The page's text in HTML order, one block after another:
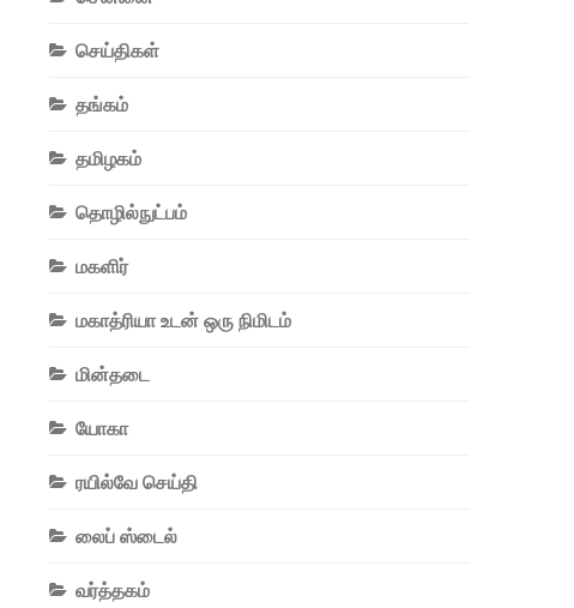
செய்திகள்
தங்கம்
தமிழகம்
தொழில்நுட்பம்
மகளிர்
மகாத்ரியா உடன் ஒரு நிமிடம்
மின்தடை
யோகா
ரயில்வே செய்தி
லைப் ஸ்டைல்
வர்த்தகம்